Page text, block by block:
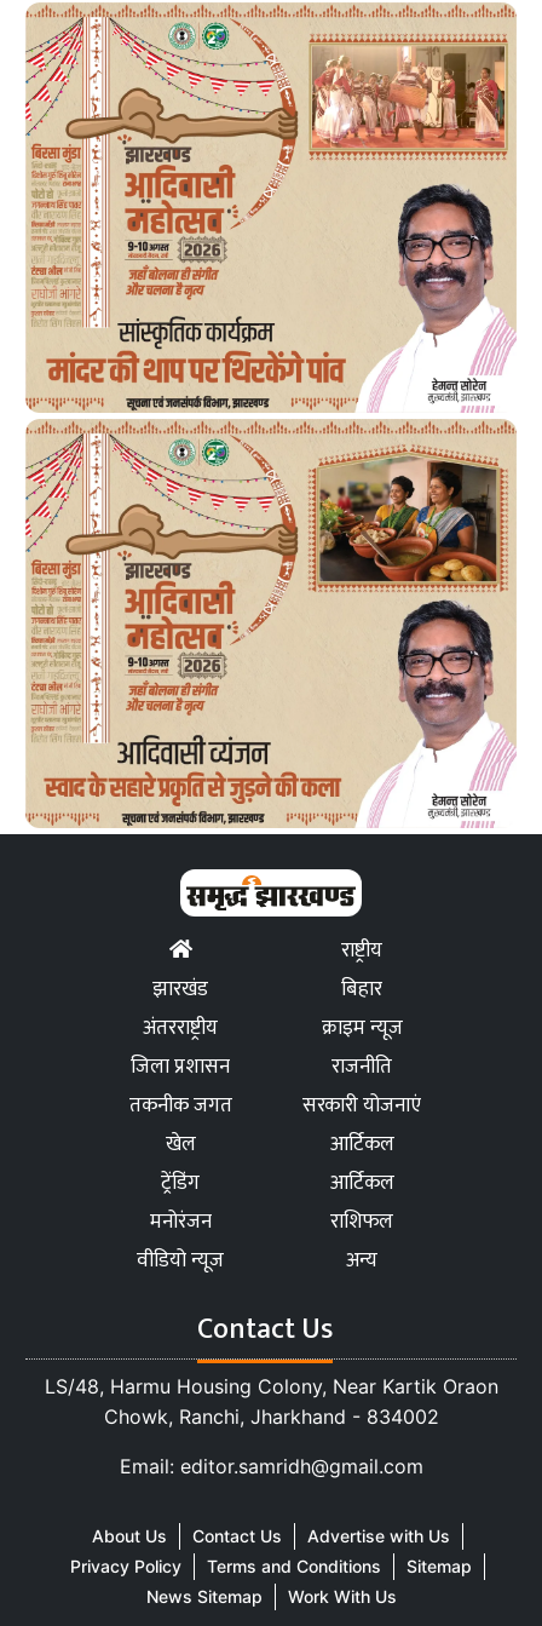
राष्ट्रीय
झारखंड
बिहार
अंतरराष्ट्रीय
क्राइम न्यूज
जिला प्रशासन
राजनीति
तकनीक जगत
सरकारी योजनाएं
खेल
आर्टिकल
ट्रेंडिंग
आर्टिकल
मनोरंजन
राशिफल
वीडियो न्यूज
अन्य
Contact Us
LS/48, Harmu Housing Colony, Near Kartik Oraon
Chowk, Ranchi, Jharkhand - 834002
Email: editor.samridh@gmail.com
About Us Contact Us
Advertise with Us
Privacy Policy
Terms and Conditions
Sitemap
News Sitemap
Work With Us